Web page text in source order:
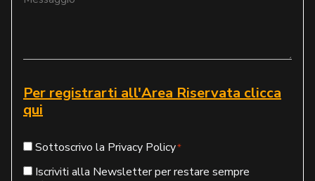
Per registrarti all'Area Riservata clicca
qui
Consenso
Sottoscrivo la Privacy Policy*
Newsletter
Iscriviti alla Newsletter per restare sempre